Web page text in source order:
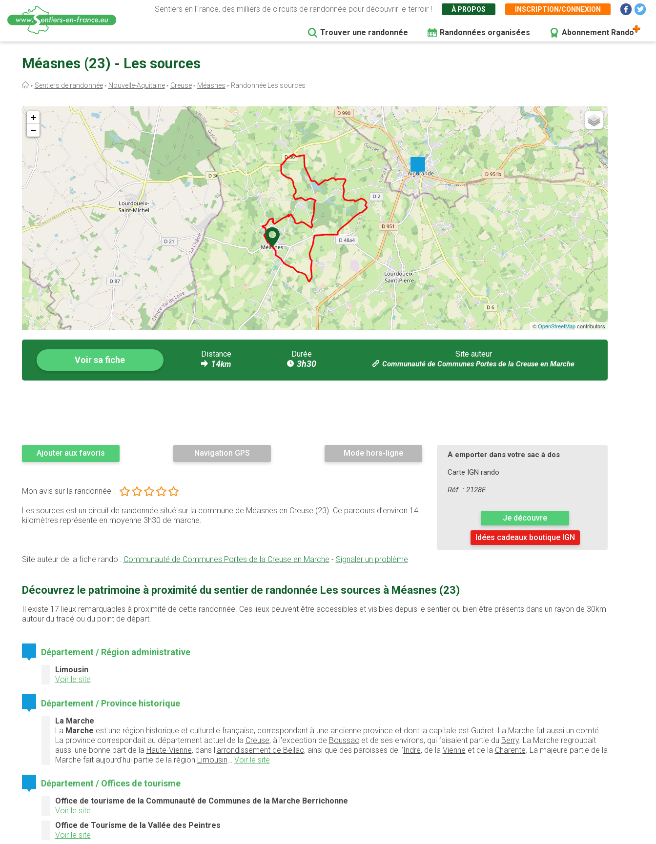
contenu
Sentiers en France, des milliers de circuits de randonnée pour découvrir le terroir ! À PROPOS INSCRIPTION/CONNEXION
Trouver une randonnée Randonnées organisées Abonnement Rando
Méasnes (23) - Les sources
Fil
Sentiers de randonnée Nouvelle-Aquitaine Creuse Méasnes Randonnée Les sources
+
−
©OpenStreetMapcontributors
Voir sa fiche
Distance
14km
Durée
3h30
Site auteur
Communauté de Communes Portes de la Creuse en Marche
Ajouter aux favoris Navigation GPS Mode hors-ligne
Mon avis sur la randonnée :
Les sources est un circuit de randonnée situé sur la commune de Méasnes en Creuse (23). Ce parcours d’environ 14
kilomètres représente en moyenne 3h30 de marche.
Site auteur de la fiche rando : Communauté de Communes Portes de la Creuse en Marche - Signaler un problème
À emporter dans votre sac à dos
Carte IGN rando
Réf. : 2128E
Je découvre
Idées cadeaux boutique IGN
Découvrez le patrimoine à proximité du sentier de randonnée Les sources à Méasnes (23)
Il existe 17 lieux remarquables à proximité de cette randonnée. Ces lieux peuvent être accessibles et visibles depuis le sentier ou bien être présents dans un rayon de 30km
autour du tracé ou du point de départ.
Département / Région administrative
Limousin
Voir le site
Département / Province historique
La Marche
La Marche est une région historique et culturelle française, correspondant à une ancienne province et dont la capitale est Guéret. La Marche fut aussi un comté
La province correspondait au département actuel de la Creuse, à l'exception de Boussac et de ses environs, qui faisaient partie du Berry. La Marche regroupait
aussi une bonne part de la Haute-Vienne, dans l'arrondissement de Bellac, ainsi que des paroisses de l'Indre, de la Vienne et de la Charente . La majeure partie de la
Marche fait aujourd'hui partie de la région Limousin Voir le site
Département / Offices de tourisme
Office de tourisme de la Communauté de Communes de la Marche Berrichonne
Voir le site
Office de Tourisme de la Vallée des Peintres
Voir le site